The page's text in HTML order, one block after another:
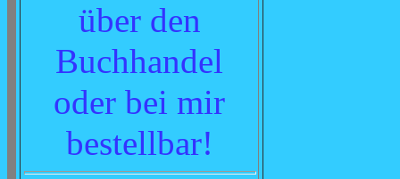
über den
Buchhandel
oder bei mir
bestellbar!